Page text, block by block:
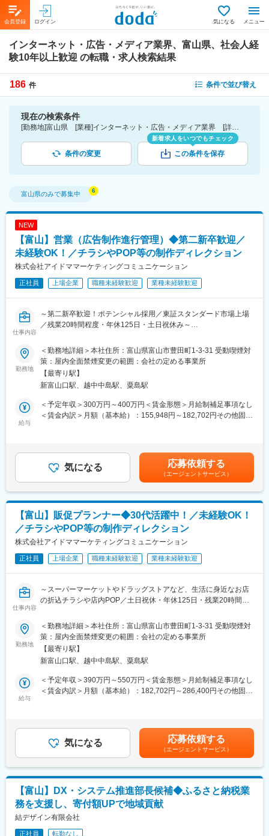
会員登録 ログイン 気になる メニュー
インターネット・広告・メディア業界、富山県、社会人経
験10年以上歓迎 の転職・求人検索結果
186 件 条件で並び替え
現在の検索条件
[勤務地]富山県 [業種]インターネット・広告・メディア業界 [詳細条件](募集・採用情報)社会人経験10年以上歓迎
条件の変更
新着求人をいつでもチェック
この条件を保存
富山県のみで募集中
NEW
【富山】営業（広告制作進行管理）◆第二新卒歓迎／
未経験OK！／チラシやPOP等の制作ディレクション
株式会社アイドママーケティングコミュニケーション
正社員 上場企業 職種未経験歓迎 業種未経験歓迎
仕事内容
～第二新卒歓迎！ポテンシャル採用／東証スタンダード市場上場
／残業20時間程度・年休125日・土日祝休み～
■業務内容：
流通小売業に特化し、さまざまな側面から販売促進を総合的に支
援する当社では、「広告制作進行管理」のお仕事をお任せしま
す。
■業務詳細：
＜お客様の売上に直結！チラシ・POP等を用いて販売促進＞
います
へ情報を届ける架け橋となる業務です。コツコツと積み重ねるこ
とが得意な方を歓迎します。将来的には、クライアントの販促促
進の企画立案や実行などもお任せします。
※中途入社者が8割以上のため、安心して就業いただけます！
■当社について：
流通小売業に特化し、顧客先常駐でクライアントに深く入り込む
現場スタイルで事業を拡大しています。当社は流通小売業に特化
し、「コスト」「効率」「マーケティング」など、さまざまな面
から販売促進を総合的に支援する会社です。売上500億円～3000
実施、効果検証までの一連の業務を、クライアントのオフィス内
にフロントスタッフを常駐させる独自のスタイルで行っていま
す。この強力な現場力に基づくプロジェクトマネジメント力と稀
有なビジネスモデルが評価され、厳しい環境下でも堅調な成長を
拠点を構えています。
勤務地
＜勤務地詳細＞本社住所：富山県富山市豊田町1-3-31 受動喫煙対
策：屋内全面禁煙変更の範囲：会社の定める事業所
【最寄り駅】
新富山口駅、越中中島駅、粟島駅
給与
＜予定年収＞300万円～400万円＜賃金形態＞月給制補足事項なし
＜賃金内訳＞月額（基本給）：155,948円～182,702円その他固定
む）＜昇給有無＞有＜残業手当＞有＜給与補足＞※その他固定手
当：諸手当■昇給：年1回■賞与：年1回（前年度実績：1か月分）
賃金はあくまでも目安の金額であり、選考を通じて上下する可能
性があります。月給(月額)は固定手当を含めた表記です。
気になる 応募依頼する
（エージェントサービス）
【富山】販促プランナー◆30代活躍中！／未経験OK！
／チラシやPOP等の制作ディレクション
株式会社アイドママーケティングコミュニケーション
正社員 上場企業 職種未経験歓迎 業種未経験歓迎
仕事内容
～スーパーマーケットやドラッグストアなど、生活に身近なお店
の折込チラシや店内POP／土日祝休・年休125日・残業20時間程
■業務内容：
流通小売業（スーパーマーケットやドラッグストア等）に特化
し、さまざまな面から販売促進（売上UP）をトータル支援する当
社にて、「企画営業・販促プランナー」のお仕事をお任せしま
す。
の制作に関するディレクション業務全般
◇クライアントとの打合せ、原稿管理、制作指示、校正などを行
当社は流通小売業に特化し、さまざまな側面から販売促進を総合
的に支援する会社です。当社では、「チラシ」掲載商品の管理や
打合せをお願いしています。クライアントが売りたい商品を正確
にチラシに反映し、お客様の元へ情報を届ける架け橋となる業務
です。コツコツと積み重ねることが得意な方を歓迎します。
勤務地
＜勤務地詳細＞本社住所：富山県富山市豊田町1-3-31 受動喫煙対
策：屋内全面禁煙変更の範囲：会社の定める事業所
【最寄り駅】
新富山口駅、越中中島駅、粟島駅
給与
＜予定年収＞390万円～550万円＜賃金形態＞月給制補足事項なし
＜賃金内訳＞月額（基本給）：182,702円～286,400円その他固定
＞有＜残業手当＞有＜給与補足＞※その他固定手当：諸手当■昇
給：年1回■賞与：年1回（前年度実績：1か月分）賃金はあくまで
も目安の金額であり、選考を通じて上下する可能性があります。
月給(月額)は固定手当を含めた表記です。
気になる 応募依頼する
（エージェントサービス）
【富山】DX・システム推進部長候補◆ふるさと納税業
務を支援し、寄付額UPで地域貢献
結デザイン有限会社
正社員 転勤なし